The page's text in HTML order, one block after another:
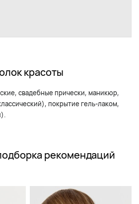
красоты
свадебные прически, маникюр,
покрытие гель-лаком,
рекомендаций